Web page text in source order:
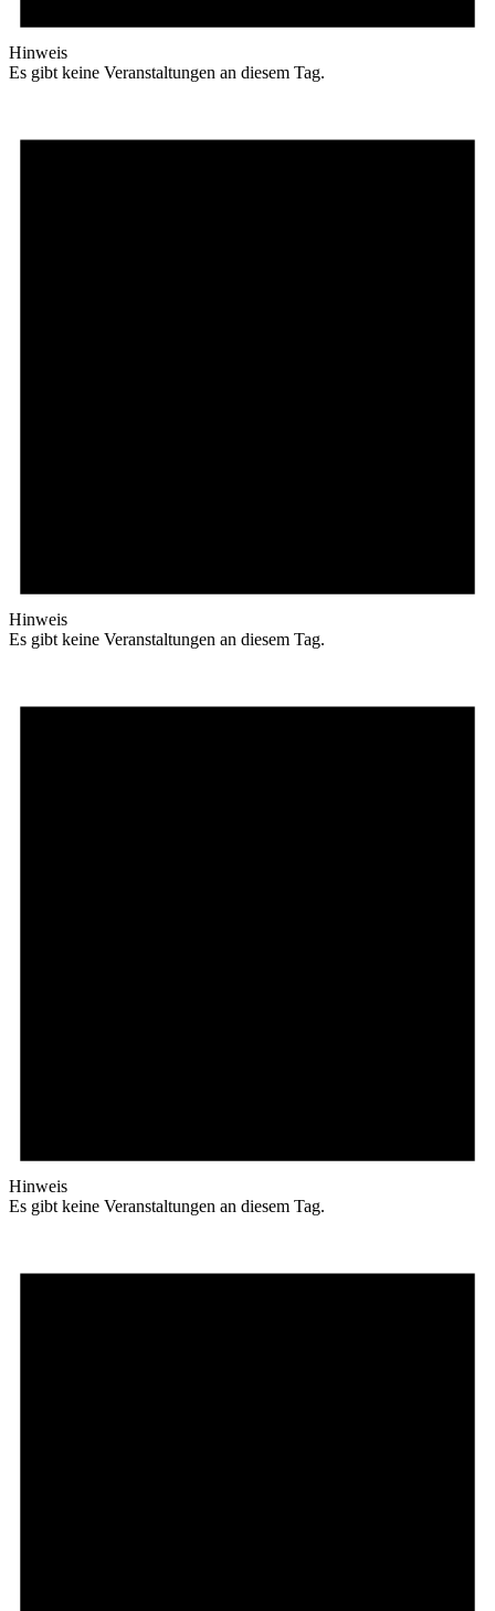
Hinweis
Es gibt keine Veranstaltungen an diesem Tag.
Hinweis
Es gibt keine Veranstaltungen an diesem Tag.
Hinweis
Es gibt keine Veranstaltungen an diesem Tag.